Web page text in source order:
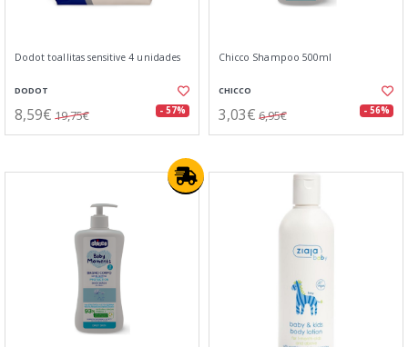
Dodot toallitas sensitive 4 unidades
DODOT
8,59€ 19,75€ - 57%
Chicco Shampoo 500ml
CHICCO
3,03€ 6,95€ - 56%